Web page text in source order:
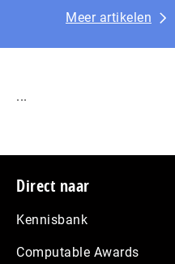
Meer artikelen
...
Footer
Direct naar
Kennisbank
Computable Awards